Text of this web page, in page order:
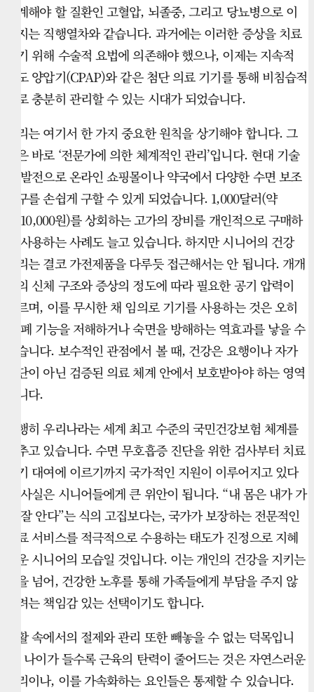
경계해야 할 질환인 고혈압, 뇌졸중, 그리고 당뇨병으로 이
어지는 직행열차와 같습니다. 과거에는 이러한 증상을 치료
하기 위해 수술적 요법에 의존해야 했으나, 이제는 지속적
기도 양압기(CPAP)와 같은 첨단 의료 기기를 통해 비침습적
으로 충분히 관리할 수 있는 시대가 되었습니다.
우리는 여기서 한 가지 중요한 원칙을 상기해야 합니다. 그
것은 바로 ‘전문가에 의한 체계적인 관리’입니다. 현대 기술
의 발전으로 온라인 쇼핑몰이나 약국에서 다양한 수면 보조
기구를 손쉽게 구할 수 있게 되었습니다. 1,000달러(약
1,510,000원)를 상회하는 고가의 장비를 개인적으로 구매하
여 사용하는 사례도 늘고 있습니다. 하지만 시니어의 건강
관리는 결코 가전제품을 다루듯 접근해서는 안 됩니다. 개개
인의 신체 구조와 증상의 정도에 따라 필요한 공기 압력이
다르며, 이를 무시한 채 임의로 기기를 사용하는 것은 오히
려 폐 기능을 저해하거나 숙면을 방해하는 역효과를 낳을 수
있습니다. 보수적인 관점에서 볼 때, 건강은 요행이나 자가
진단이 아닌 검증된 의료 체계 안에서 보호받아야 하는 영역
입니다.
다행히 우리나라는 세계 최고 수준의 국민건강보험 체계를
갖추고 있습니다. 수면 무호흡증 진단을 위한 검사부터 치료
기기 대여에 이르기까지 국가적인 지원이 이루어지고 있다
는 사실은 시니어들에게 큰 위안이 됩니다. “내 몸은 내가 가
장 잘 안다”는 식의 고집보다는, 국가가 보장하는 전문적인
진료 서비스를 적극적으로 수용하는 태도가 진정으로 지혜
로운 시니어의 모습일 것입니다. 이는 개인의 건강을 지키는
것을 넘어, 건강한 노후를 통해 가족들에게 부담을 주지 않
으려는 책임감 있는 선택이기도 합니다.
생활 속에서의 절제와 관리 또한 빼놓을 수 없는 덕목입니
다. 나이가 들수록 근육의 탄력이 줄어드는 것은 자연스러운
섭리이나, 이를 가속화하는 요인들은 통제할 수 있습니다.